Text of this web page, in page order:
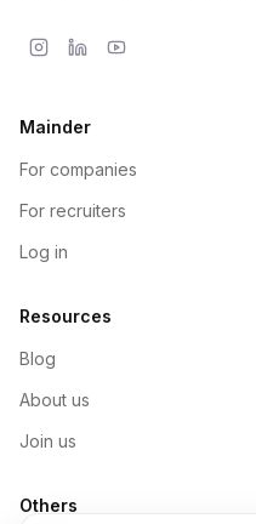
Mainder
For companies
For recruiters
Log in
Resources
Blog
About us
Join us
Others